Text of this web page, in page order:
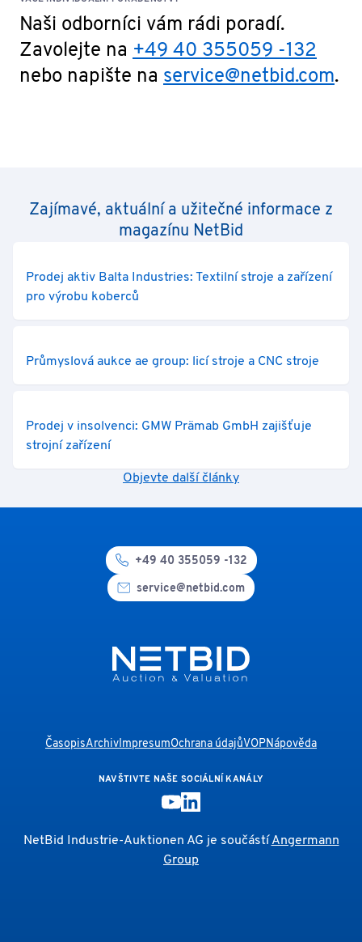
Naši odborníci vám rádi poradí.
Zavolejte na +49 40 355059 -132
nebo napište na service@netbid.com.
Zajímavé, aktuální a užitečné informace z
magazínu NetBid
Prodej aktiv Balta Industries: Textilní stroje a zařízení
pro výrobu koberců
Průmyslová aukce ae group: licí stroje a CNC stroje
Prodej v insolvenci: GMW Prämab GmbH zajišťuje
strojní zařízení
Objevte další články
+49 40 355059 -132
service@netbid.com
ČasopisArchivImpresumOchrana údajůVOPNápověda
NAVŠTIVTE NAŠE SOCIÁLNÍ KANÁLY
NetBid Industrie-Auktionen AG je součástíAngermann
Group